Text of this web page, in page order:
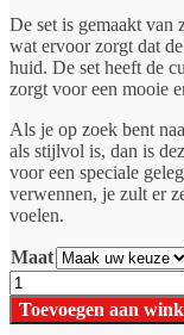
De set is gemaakt van
wat ervoor zorgt dat
huid. De set heeft de
zorgt voor een mooie
Als je op zoek bent
als stijlvol is, dan is
voor een speciale
verwennen, je zult er
voelen.
Maat
Verleidelijke
Beha
+
Toevoegen aan